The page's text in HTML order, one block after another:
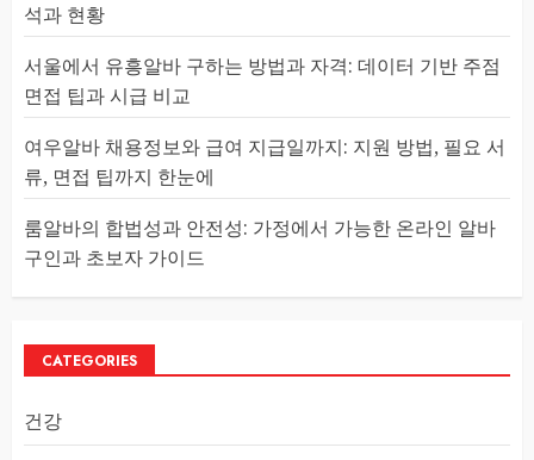
석과 현황
서울에서 유흥알바 구하는 방법과 자격: 데이터 기반 주점
면접 팁과 시급 비교
여우알바 채용정보와 급여 지급일까지: 지원 방법, 필요 서
류, 면접 팁까지 한눈에
룸알바의 합법성과 안전성: 가정에서 가능한 온라인 알바
구인과 초보자 가이드
CATEGORIES
건강